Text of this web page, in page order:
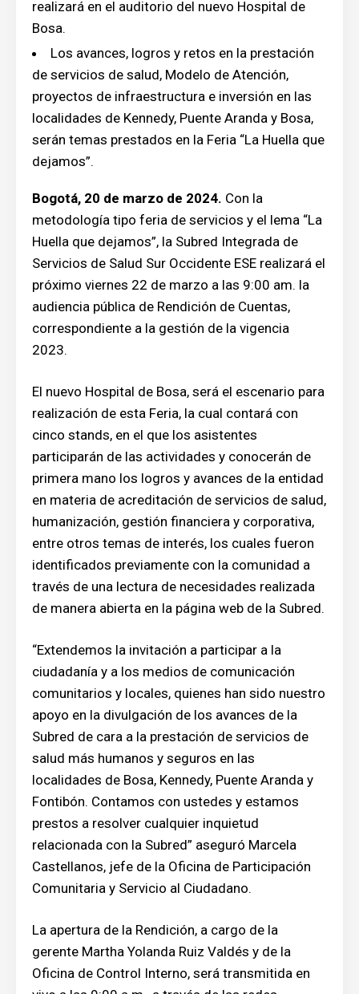
realizará en el auditorio del nuevo Hospital de
Bosa.
Los avances, logros y retos en la prestación
de servicios de salud, Modelo de Atención,
proyectos de infraestructura e inversión en las
localidades de Kennedy, Puente Aranda y Bosa,
serán temas prestados en la Feria “La Huella que
dejamos”.
Bogotá, 20 de marzo de 2024. Con la
metodología tipo feria de servicios y el lema “La
Huella que dejamos”, la Subred Integrada de
Servicios de Salud Sur Occidente ESE realizará el
próximo viernes 22 de marzo a las 9:00 am. la
audiencia pública de Rendición de Cuentas,
correspondiente a la gestión de la vigencia
2023.
El nuevo Hospital de Bosa, será el escenario para
realización de esta Feria, la cual contará con
cinco stands, en el que los asistentes
participarán de las actividades y conocerán de
primera mano los logros y avances de la entidad
en materia de acreditación de servicios de salud,
humanización, gestión financiera y corporativa,
entre otros temas de interés, los cuales fueron
identificados previamente con la comunidad a
través de una lectura de necesidades realizada
de manera abierta en la página web de la Subred.
“Extendemos la invitación a participar a la
ciudadanía y a los medios de comunicación
comunitarios y locales, quienes han sido nuestro
apoyo en la divulgación de los avances de la
Subred de cara a la prestación de servicios de
salud más humanos y seguros en las
localidades de Bosa, Kennedy, Puente Aranda y
Fontibón. Contamos con ustedes y estamos
prestos a resolver cualquier inquietud
relacionada con la Subred” aseguró Marcela
Castellanos, jefe de la Oficina de Participación
Comunitaria y Servicio al Ciudadano.
La apertura de la Rendición, a cargo de la
gerente Martha Yolanda Ruiz Valdés y de la
Oficina de Control Interno, será transmitida en